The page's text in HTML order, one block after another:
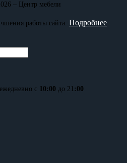
– Центр мебели
работы сайта. Подробнее
ежедневно с 10:00 до 21 :00